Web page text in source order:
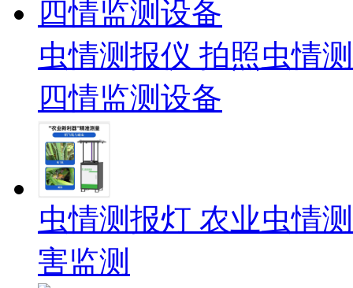
虫情测报仪 拍照虫情
四情监测设备
虫情测报灯 农业虫情
害监测